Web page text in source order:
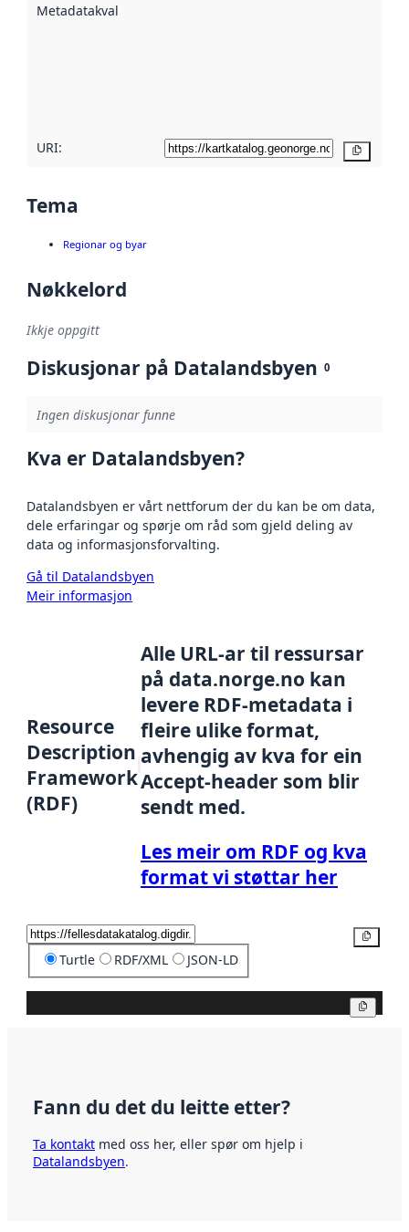
Metadatakvalitet
URI:
Tema
Regionar og byar
Nøkkelord
Ikkje oppgitt
Diskusjonar på Datalandsbyen 0
Ingen diskusjonar funne
Kva er Datalandsbyen?
Datalandsbyen er vårt nettforum der du kan be om data,
dele erfaringar og spørje om råd som gjeld deling av
data og informasjonsforvalting.
Gå til Datalandsbyen
Meir informasjon
Resource
Description
Framework
(RDF)
Alle URL-ar til ressursar
på data.norge.no kan
levere RDF-metadata i
fleire ulike format,
avhengig av kva for ein
Accept-header som blir
sendt med.
Les meir om RDF og kva
format vi støttar her
Turtle RDF/XML JSON-LD
Fann du det du leitte etter?
Ta kontakt med oss her, eller spør om hjelp i
Datalandsbyen.